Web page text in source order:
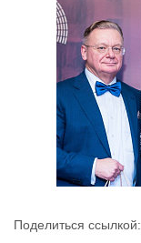
Поделиться ссылкой: